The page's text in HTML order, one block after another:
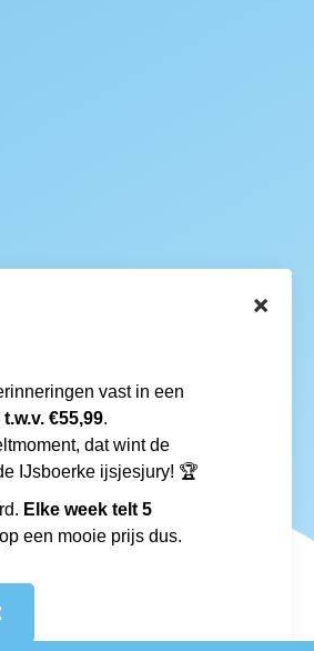
×
vast in een
€55,99.
dat wint de
IJsboerke ijsjesjury! 🏆
Elke week telt 5
een mooie prijs dus.